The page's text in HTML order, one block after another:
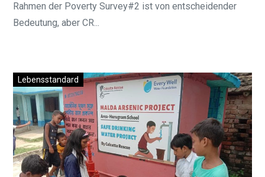
Rahmen der Poverty Survey#2 ist von entscheidender
Bedeutung, aber CR...
Lebensstandard